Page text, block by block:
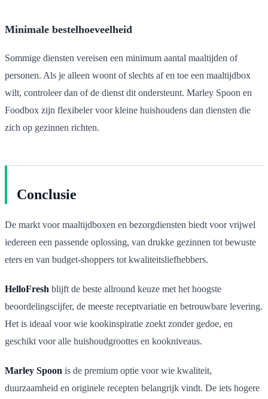
Minimale bestelhoeveelheid
Sommige diensten vereisen een minimum aantal maaltijden of
personen. Als je alleen woont of slechts af en toe een maaltijdbox
wilt, controleer dan of de dienst dit ondersteunt. Marley Spoon en
Foodbox zijn flexibeler voor kleine huishoudens dan diensten die
zich op gezinnen richten.
Conclusie
De markt voor maaltijdboxen en bezorgdiensten biedt voor vrijwel
iedereen een passende oplossing, van drukke gezinnen tot bewuste
eters en van budget-shoppers tot kwaliteitsliefhebbers.
HelloFresh blijft de beste allround keuze met het hoogste
beoordelingscijfer, de meeste receptvariatie en betrouwbare levering.
Het is ideaal voor wie kookinspiratie zoekt zonder gedoe, en
geschikt voor alle huishoudgroottes en kookniveaus.
Marley Spoon is de premium optie voor wie kwaliteit,
duurzaamheid en originele recepten belangrijk vindt. De iets hogere